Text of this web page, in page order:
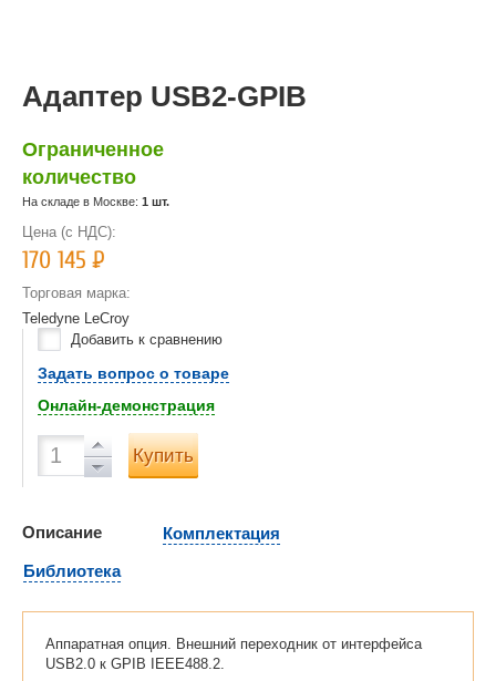
Адаптер USB2-GPIB
Ограниченное
количество
На складе в Москве: 1 шт.
Цена (с НДС):
170 145Р
Торговая марка:
Teledyne LeCroy
Добавить к сравнению
Задать вопрос о товаре
Онлайн-демонстрация
Купить
Описание
Комплектация
Библиотека
Аппаратная опция. Внешний переходник от интерфейса
USB2.0 к GPIB IEEE488.2.